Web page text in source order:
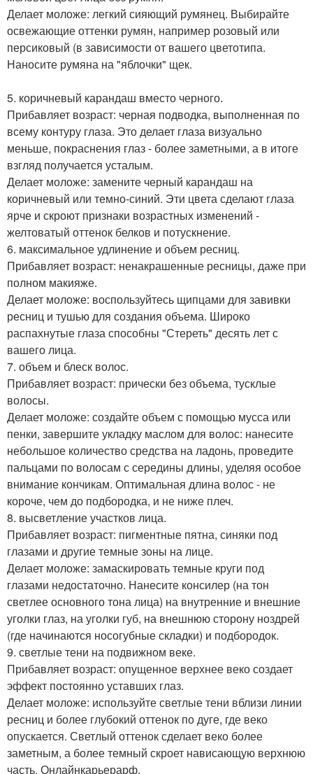
Делает моложе: легкий сияющий румянец. Выбирайте
освежающие оттенки румян, например розовый или
персиковый (в зависимости от вашего цветотипа.
Наносите румяна на "яблочки" щек.
5. коричневый карандаш вместо черного.
Прибавляет возраст: черная подводка, выполненная по
всему контуру глаза. Это делает глаза визуально
меньше, покраснения глаз - более заметными, а в итоге
взгляд получается усталым.
Делает моложе: замените черный карандаш на
коричневый или темно-синий. Эти цвета сделают глаза
ярче и скроют признаки возрастных изменений -
желтоватый оттенок белков и потускнение.
6. максимальное удлинение и объем ресниц.
Прибавляет возраст: ненакрашенные ресницы, даже при
полном макияже.
Делает моложе: воспользуйтесь щипцами для завивки
ресниц и тушью для создания объема. Широко
распахнутые глаза способны "Стереть" десять лет с
вашего лица.
7. объем и блеск волос.
Прибавляет возраст: прически без объема, тусклые
волосы.
Делает моложе: создайте объем с помощью мусса или
пенки, завершите укладку маслом для волос: нанесите
небольшое количество средства на ладонь, проведите
пальцами по волосам с середины длины, уделяя особое
внимание кончикам. Оптимальная длина волос - не
короче, чем до подбородка, и не ниже плеч.
8. высветление участков лица.
Прибавляет возраст: пигментные пятна, синяки под
глазами и другие темные зоны на лице.
Делает моложе: замаскировать темные круги под
глазами недостаточно. Нанесите консилер (на тон
светлее основного тона лица) на внутренние и внешние
уголки глаз, на уголки губ, на внешнюю сторону ноздрей
(где начинаются носогубные складки) и подбородок.
9. светлые тени на подвижном веке.
Прибавляет возраст: опущенное верхнее веко создает
эффект постоянно уставших глаз.
Делает моложе: используйте светлые тени вблизи линии
ресниц и более глубокий оттенок по дуге, где веко
опускается. Светлый оттенок сделает веко более
заметным, а более темный скроет нависающую верхнюю
часть. Онлайнкарьерарф.